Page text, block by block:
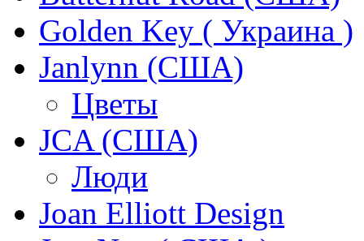
Golden Key ( Украина )
Janlynn (США)
Цветы
JCA (США)
Люди
Joan Elliott Design